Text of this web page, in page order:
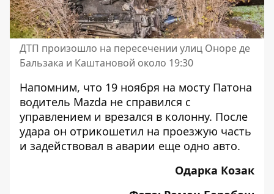
ДТП произошло на пересечении улиц Оноре де
Бальзака и Каштановой около 19:30
Напомним, что 19 ноября на мосту Патона
водитель Mazda не справился с
управлением и врезался в колонну. После
удара он отрикошетил на проезжую часть
и задействовал в аварии еще одно авто.
Одарка Козак